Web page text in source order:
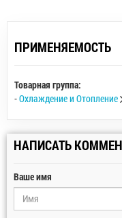
ПРИМЕНЯЕМОСТЬ
Товарная группа:
-Охлаждение и Отопление
НАПИСАТЬ
Ваше имя